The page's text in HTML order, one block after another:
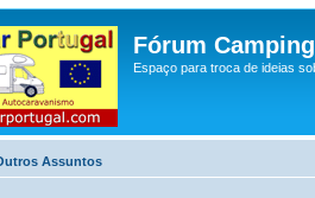
Fórum
Espaço para troca de ideias
Assuntos